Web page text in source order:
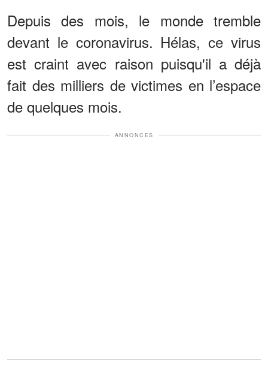
Depuis des mois, le monde tremble
devant le coronavirus. Hélas, ce virus
est craint avec raison puisqu'il a déjà
fait des milliers de victimes en l’espace
de quelques mois.
ANNONCES